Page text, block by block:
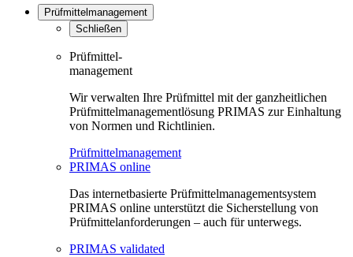
Prüfmittelmanagement
Schließen
Prüfmittel-
management
Wir verwalten Ihre Prüfmittel mit der ganzheitlichen
Prüfmittelmanagementlösung PRIMAS zur Einhaltung
von Normen und Richtlinien.
Prüfmittelmanagement
PRIMAS online
Das internetbasierte Prüfmittelmanagementsystem
PRIMAS online unterstützt die Sicherstellung von
Prüfmittelanforderungen – auch für unterwegs.
PRIMAS validated